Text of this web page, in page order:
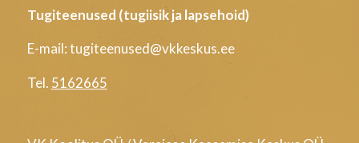
Tugiteenused (tugiisik ja lapsehoid)
E-mail: tugiteenused@vkkeskus.ee
Tel. 5162665